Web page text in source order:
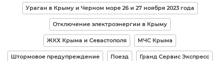
Ураган в Крыму и Черном море 26 и 27 ноября 2023 года
Отключение электроэнергии в Крыму
ЖКХ Крыма и Севастополя МЧС Крыма
Штормовое предупреждение Поезд Гранд Сервис Экспресс